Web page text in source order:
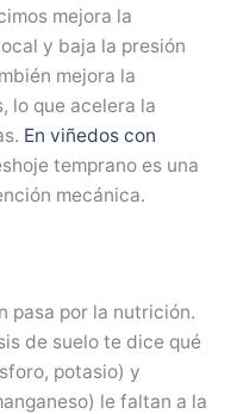
mejora la
y baja la presión
mejora la
lo que acelera la
En viñedos con
temprano es una
mecánica.
pasa por la nutrición.
de suelo te dice qué
potasio) y
le faltan a la